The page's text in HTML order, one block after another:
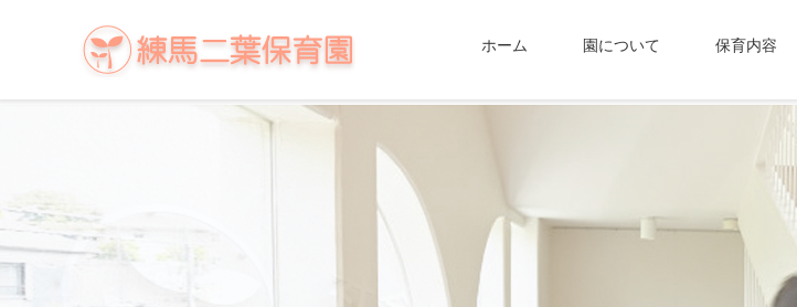
ホーム 園について 保育内容